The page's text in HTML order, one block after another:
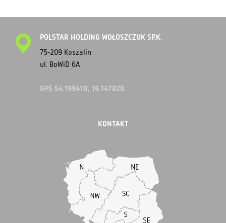
POLSTAR HOLDING WOŁOSZCZUK SP.K.
75-209 Koszalin
ul. BoWiD 6A
GPS 54.199410, 16.147820
KONTAKT